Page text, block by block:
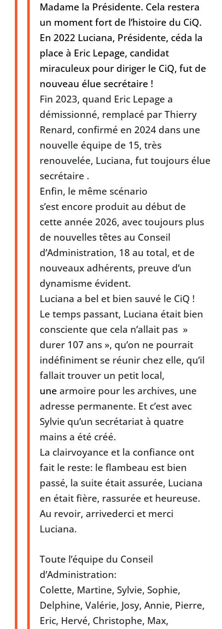
Madame la Présidente. Cela restera
un moment fort de l’histoire du CiQ.
En 2022 Luciana, Présidente, céda la
place à Eric Lepage, candidat
miraculeux pour diriger le CiQ, fut de
nouveau élue secrétaire !
Fin 2023, quand Eric Lepage a
démissionné, remplacé par Thierry
Renard, confirmé en 2024 dans une
nouvelle équipe de 15, très
renouvelée, Luciana, fut toujours élue
secrétaire .
Enfin, le même scénario
s’est encore produit au début de
cette année 2026, avec toujours plus
de nouvelles têtes au Conseil
d’Administration, 18 au total, et de
nouveaux adhérents, preuve d’un
dynamisme évident.
Luciana a bel et bien sauvé le CiQ !
Le temps passant, Luciana était bien
consciente que cela n’allait pas »
durer 107 ans », qu’on ne pourrait
indéfiniment se réunir chez elle, qu’il
fallait trouver un petit local,
une armoire pour les archives, une
adresse permanente. Et c’est avec
Sylvie qu’un secrétariat à quatre
mains a été créé.
La clairvoyance et la confiance ont
fait le reste: le flambeau est bien
passé, la suite était assurée, Luciana
en était fière, rassurée et heureuse.
Au revoir, arrivederci et merci
Luciana.
Toute l’équipe du Conseil
d’Administration:
Colette, Martine, Sylvie, Sophie,
Delphine, Valérie, Josy, Annie, Pierre,
Eric, Hervé, Christophe, Max,